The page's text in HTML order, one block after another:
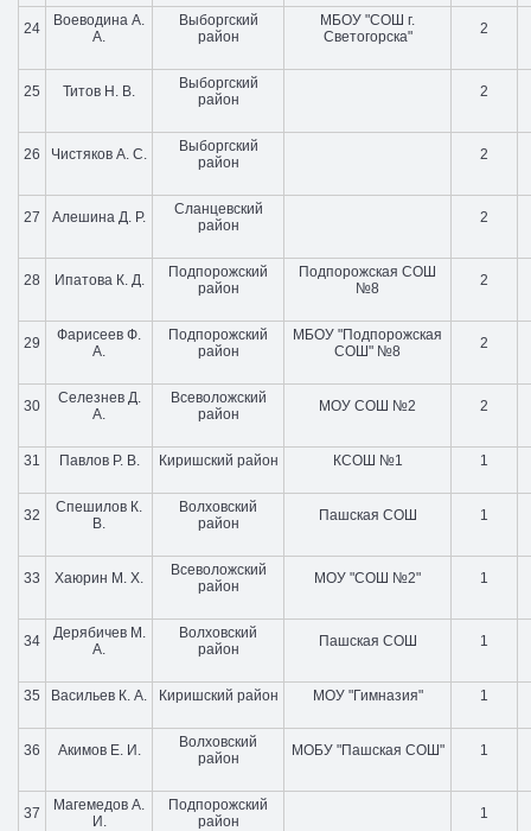
24
Воеводина А.
А.
Выборгский
район
МБОУ "СОШ г.
Светогорска"
2
25 Титов Н. В.
Выборгский
район
2
26 Чистяков А. С.
Выборгский
район
2
27 Алешина Д. Р.
Сланцевский
район
2
28 Ипатова К. Д.
Подпорожский
район
Подпорожская СОШ
№8
2
29
Фарисеев Ф.
А.
Подпорожский
район
МБОУ "Подпорожская
СОШ" №8
2
30
Селезнев Д.
А.
Всеволожский
район
МОУ СОШ №2 2
31 Павлов Р. В. Киришский район КСОШ №1 1
32
Спешилов К.
В.
Волховский
район
Пашская СОШ 1
33 Хаюрин М. Х.
Всеволожский
район
МОУ "СОШ №2" 1
34
Дерябичев М.
А.
Волховский
район
Пашская СОШ 1
35 Васильев К. А. Киришский район МОУ "Гимназия" 1
36 Акимов Е. И.
Волховский
район
МОБУ "Пашская СОШ" 1
37
Магемедов А.
И.
Подпорожский
район
1